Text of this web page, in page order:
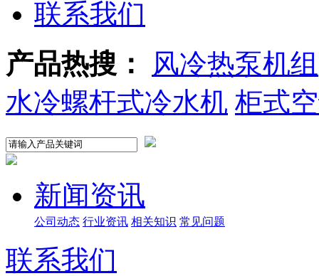
联系我们
产品热搜：
风冷热泵机组
水冷螺杆式冷水机 柜式
新闻资讯
公司动态 行业资讯 相关知识 常见问题
联系我们